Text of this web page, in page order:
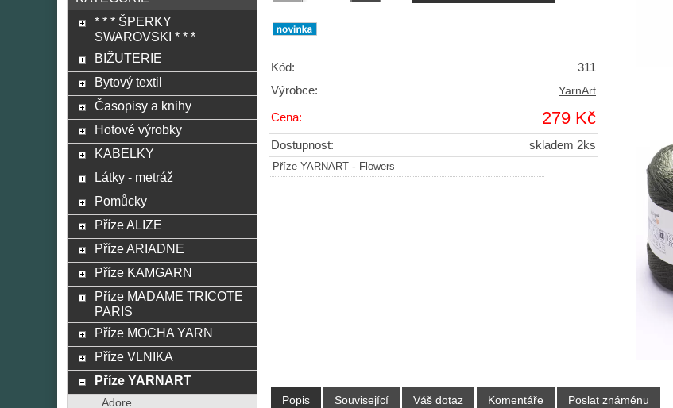
Kód:
311
Výrobce:
YarnArt
Cena: 279 Kč
Dostupnost: skladem 2ks
Příze YARNART - Flowers
Popis Související Váš dotaz Komentáře Poslat známénu
* * * ŠPERKY
SWAROVSKI * * *
BIŽUTERIE
Bytový textil
Časopisy a knihy
Hotové výrobky
KABELKY
Látky - metráž
Pomůcky
Příze ALIZE
Příze ARIADNE
Příze KAMGARN
Příze MADAME TRICOTE
PARIS
Příze MOCHA YARN
Příze VLNIKA
Příze YARNART
Adore